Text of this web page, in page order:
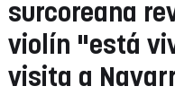
surcoreana
violín "está
visita a